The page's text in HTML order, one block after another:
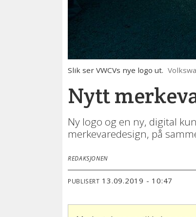
Slik ser VWCVs nye logo ut.
Nytt
Ny logo og en ny, digital
merkevaredesign, på
REDAKSJONEN
PUBLISERT 13.09.2019 - 10:47